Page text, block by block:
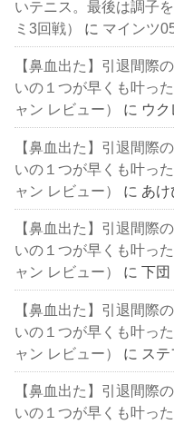
いテニス。最後は調子
ミ3回戦）
に マインツ
【鼻血出た】引退間際
いの１つが早くも叶っ
ャン レビュー）
に ウ
【鼻血出た】引退間際
いの１つが早くも叶っ
ャン レビュー）
に あけ
【鼻血出た】引退間際
いの１つが早くも叶っ
ャン レビュー）
に下団
【鼻血出た】引退間際
いの１つが早くも叶っ
ャン レビュー）
に ステ
【鼻血出た】引退間際
いの１つが早くも叶っ